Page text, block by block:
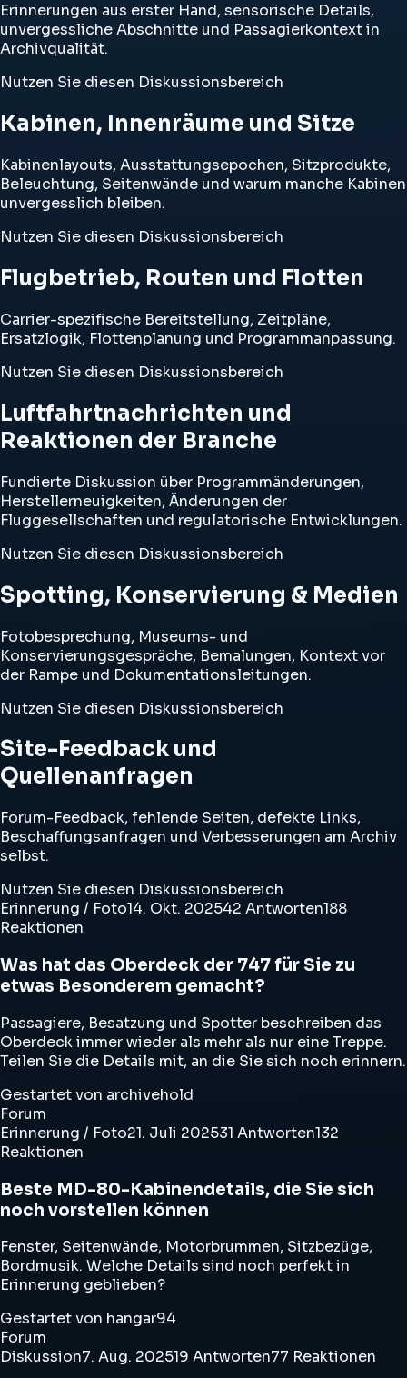
Erinnerungen aus erster Hand, sensorische Details,
unvergessliche Abschnitte und Passagierkontext in
Archivqualität.
Nutzen Sie diesen Diskussionsbereich
Kabinen, Innenräume und Sitze
Kabinenlayouts, Ausstattungsepochen, Sitzprodukte,
Beleuchtung, Seitenwände und warum manche Kabinen
unvergesslich bleiben.
Nutzen Sie diesen Diskussionsbereich
Flugbetrieb, Routen und Flotten
Carrier-spezifische Bereitstellung, Zeitpläne,
Ersatzlogik, Flottenplanung und Programmanpassung.
Nutzen Sie diesen Diskussionsbereich
Luftfahrtnachrichten und
Reaktionen der Branche
Fundierte Diskussion über Programmänderungen,
Herstellerneuigkeiten, Änderungen der
Fluggesellschaften und regulatorische Entwicklungen.
Nutzen Sie diesen Diskussionsbereich
Spotting, Konservierung & Medien
Fotobesprechung, Museums- und
Konservierungsgespräche, Bemalungen, Kontext vor
der Rampe und Dokumentationsleitungen.
Nutzen Sie diesen Diskussionsbereich
Site-Feedback und
Quellenanfragen
Forum-Feedback, fehlende Seiten, defekte Links,
Beschaffungsanfragen und Verbesserungen am Archiv
selbst.
Nutzen Sie diesen Diskussionsbereich
Erinnerung / Foto14. Okt. 202542 Antworten188
Reaktionen
Was hat das Oberdeck der 747 für Sie zu
etwas Besonderem gemacht?
Passagiere, Besatzung und Spotter beschreiben das
Oberdeck immer wieder als mehr als nur eine Treppe.
Teilen Sie die Details mit, an die Sie sich noch erinnern.
Gestartet von archivehold
Forum
Erinnerung / Foto21. Juli 202531 Antworten132
Reaktionen
Beste MD-80-Kabinendetails, die Sie sich
noch vorstellen können
Fenster, Seitenwände, Motorbrummen, Sitzbezüge,
Bordmusik. Welche Details sind noch perfekt in
Erinnerung geblieben?
Gestartet von hangar94
Forum
Diskussion7. Aug. 202519 Antworten77 Reaktionen